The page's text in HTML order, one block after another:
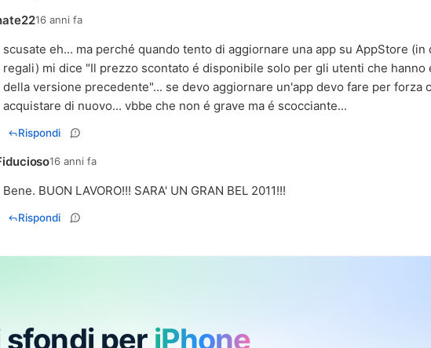
16 anni fa
scusate eh... ma perché quando tento di aggiornare una app su AppStore (in
regali) mi dice "Il prezzo scontato é disponibile solo per gli utenti che hanno
della versione precedente"... se devo aggiornare un'app devo fare per forza
acquistare di nuovo... vbbe che non é grave ma é scocciante...
Rispondi
16 anni fa
Bene. BUON LAVORO!!! SARA' UN GRAN BEL 2011!!!
Rispondi
sfondi per iPhone